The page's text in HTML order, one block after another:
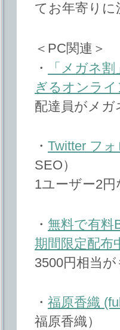
てお年寄り
＜PC関連＞
・
「メガネ
ぎるオンライ
配達員がメ
・ Twitter フ
SEO）
1ユーザー2
・ 無料で有料
期間限定配布
3500円相当
・ 福原香織
福原香織）